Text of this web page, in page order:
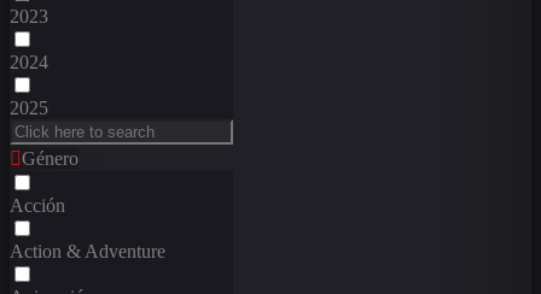
2023
2024
2025
Género
Acción
Action & Adventure